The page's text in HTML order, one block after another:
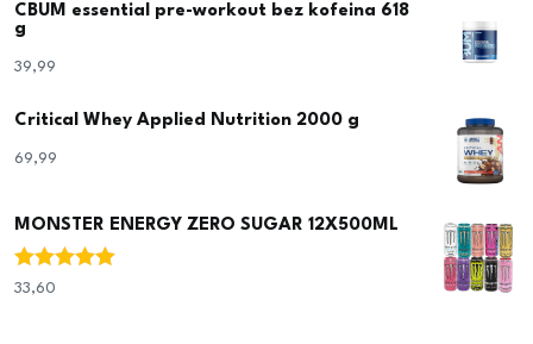
CBUM essential pre-workout bez kofeina 618
g
39,99
Critical Whey Applied Nutrition 2000 g
69,99
MONSTER ENERGY ZERO SUGAR 12X500ML
Ocjenjeno
33,60